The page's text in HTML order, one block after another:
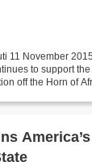
11 November
to support
off the Horn of